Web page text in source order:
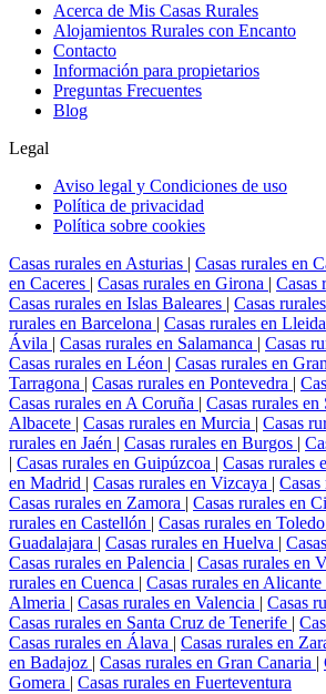
Acerca de Mis Casas Rurales
Alojamientos Rurales con Encanto
Contacto
Información para propietarios
Preguntas Frecuentes
Blog
Legal
Aviso legal y Condiciones de uso
Política de privacidad
Política sobre cookies
Casas rurales en Asturias | Casas rurales en
en Caceres | Casas rurales en Girona | Casas
Casas rurales en Islas Baleares | Casas
rurales en Barcelona | Casas rurales en Lleida
Ávila | Casas rurales en Salamanca | Casas
Casas rurales en Léon | Casas rurales en
Tarragona | Casas rurales en Pontevedra |
Casas rurales en A Coruña | Casas rurales en
Albacete | Casas rurales en Murcia | Casas
rurales en Jaén | Casas rurales en Burgos |
| Casas rurales en Guipúzcoa | Casas rurales
en Madrid | Casas rurales en Vizcaya |
Casas rurales en Zamora | Casas rurales en
rurales en Castellón | Casas rurales en Toledo
Guadalajara | Casas rurales en Huelva |
Casas rurales en Palencia | Casas rurales en
rurales en Cuenca | Casas rurales en Alicante
Almeria | Casas rurales en Valencia | Casas
Casas rurales en Santa Cruz de Tenerife |
Casas rurales en Álava | Casas rurales en
en Badajoz | Casas rurales en Gran Canaria |
Gomera | Casas rurales en Fuerteventura